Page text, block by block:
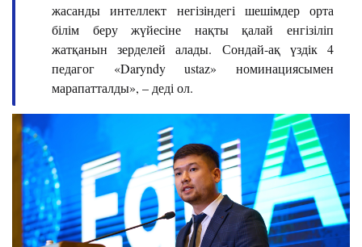
жасанды интеллект негізіндегі шешімдер орта
білім беру жүйесіне нақты қалай енгізіліп
жатқанын зерделей алады. Сондай-ақ үздік 4
педагог «Daryndy ustaz» номинациясымен
марапатталды», – деді ол.